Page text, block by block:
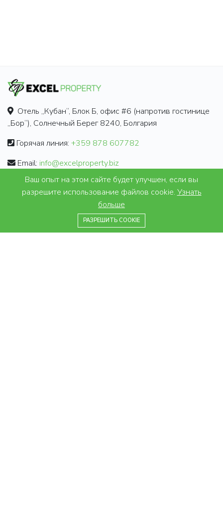
Отель „Кубан“, Блок Б, офис #6 (напротив гостинице
„Бор“), Солнечный Берег 8240, Болгария
Горячая линия: +359 878 607782
Email: info@excelproperty.biz
Юридические правила
+359 878 607782
Ваш опыт на этом сайте будет улучшен, если вы
разрешите использование файлов cookie. Узнать
больше
РАЗРЕШИТЬ COOKIE